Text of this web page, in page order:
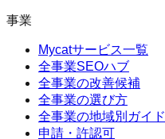
事業
Mycatサービス一覧
全事業SEOハブ
全事業の改善候補
全事業の選び方
全事業の地域別ガイド
申請・許認可